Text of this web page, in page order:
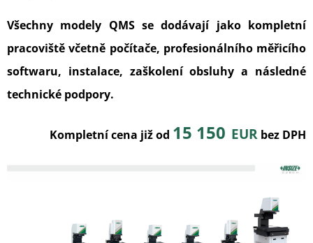
Všechny modely QMS se dodávají jako kompletní
pracoviště včetně počítače, profesionálního měřicího
softwaru, instalace, zaškolení obsluhy a následné
technické podpory.
Kompletní cena již od 15 150 EUR bez DPH
HLEDAT